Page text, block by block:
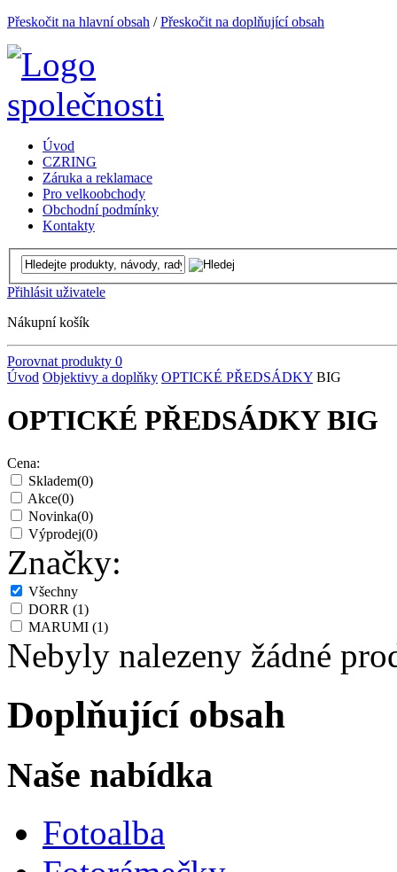
Přeskočit na hlavní obsah /Přeskočit na doplňující obsah
Úvod
CZRING
Záruka a reklamace
Pro velkoobchody
Obchodní podmínky
Kontakty
Přihlásit uživatele
Nákupní košík
Porovnat produkty 0
Úvod Objektivy a doplňky OPTICKÉ PŘEDSÁDKY BIG
OPTICKÉ PŘEDSÁDKY BIG
Cena:
Skladem(0)
Akce(0)
Novinka(0)
Výprodej(0)
Značky:
Všechny
DORR (1)
MARUMI (1)
Nebyly nalezeny žádné
Doplňující obsah
Naše nabídka
Fotoalba